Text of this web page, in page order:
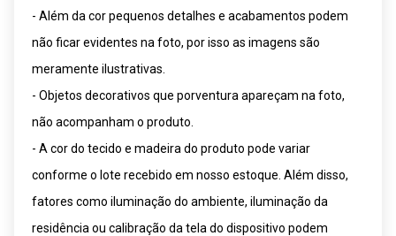
- Além da cor pequenos detalhes e acabamentos podem
não ficar evidentes na foto, por isso as imagens são
meramente ilustrativas.
- Objetos decorativos que porventura apareçam na foto,
não acompanham o produto.
- A cor do tecido e madeira do produto pode variar
conforme o lote recebido em nosso estoque. Além disso,
fatores como iluminação do ambiente, iluminação da
residência ou calibração da tela do dispositivo podem